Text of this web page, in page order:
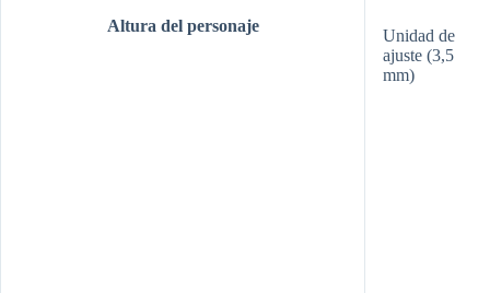
Altura del personaje
Unidad de
ajuste (3,5
mm)